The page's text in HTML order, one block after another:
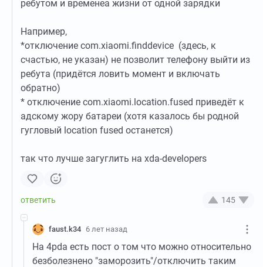
ребутом и временеа жизни от одной зарядки
Например,
*отключение com.xiaomi.finddevice (здесь, к
счастью, не указан) не позволит телефону выйти из
ребута (придётся ловить момент и включать
обратно)
* отключение com.xiaomi.location.fused приведёт к
адскому жору батареи (хотя казалось бы родной
гугловый location fused останется)
так что лучше загуглить на xda-developers
145
faust.k34 6 лет назад
На 4pda есть пост о том что можно относительно
безболезнено "заморозить"/отключить таким